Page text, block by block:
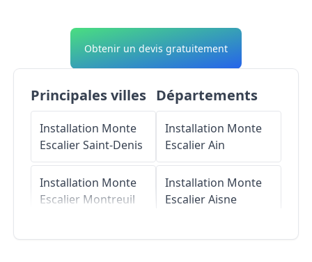
Obtenir un devis gratuitement
Principales villes
Installation Monte
EscalierSaint-Denis
Installation Monte
Escalier Montreuil
Installation Monte
Départements
Installation Monte
EscalierAin
Installation Monte
EscalierAisne
Installation Monte